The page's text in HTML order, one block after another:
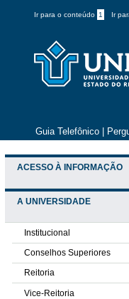
Ir para o conteúdo 1 Ir
Guia Telefônico
ACESSO À INFORMAÇÃO
A UNIVERSIDADE
Institucional
Conselhos Superiores
Reitoria
Vice-Reitoria